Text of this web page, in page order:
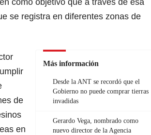
como objetivo que a través de esa
se registra en diferentes zonas de
Más información
Desde la ANT se recordó que el
Gobierno no puede comprar tierras
invadidas
Gerardo Vega, nombrado como
nuevo director de la Agencia
de
en